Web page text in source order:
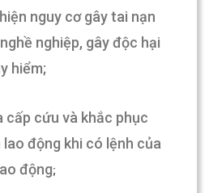
nguy cơ gây tai nạn
nghiệp, gây độc hại
hiểm;
cấp cứu và khắc phục
lao động khi có lệnh của
động;